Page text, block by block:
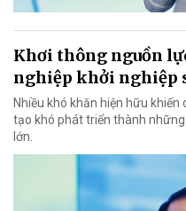
Khơi thông nguồn
nghiệp khởi nghiệp
Nhiều khó khăn hiện hữu
tạo khó phát triển thành
lớn.